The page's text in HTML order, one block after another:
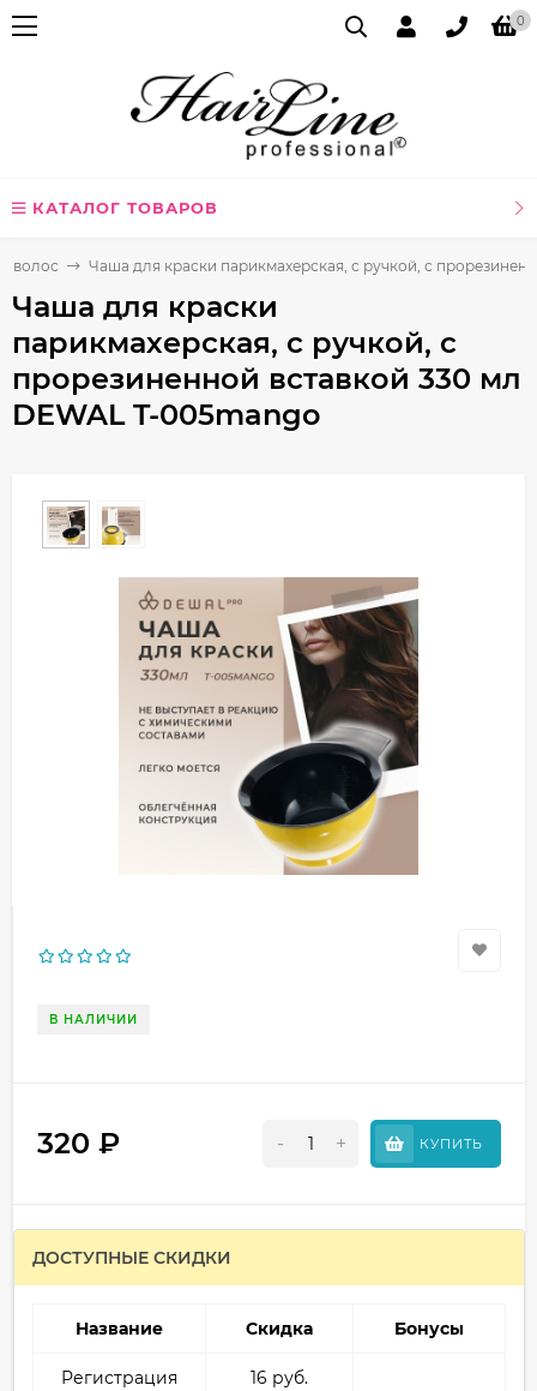
0
КАТАЛОГ ТОВАРОВ
волос Чаша для краски парикмахерская, с ручкой, с
Чаша для краски
парикмахерская, с ручкой, с
прорезиненной вставкой 330 мл
DEWAL T-005mango
В НАЛИЧИИ
320 ₽ - + КУПИТЬ
ДОСТУПНЫЕ СКИДКИ
Название Скидка Бонусы
Регистрация 16 руб.